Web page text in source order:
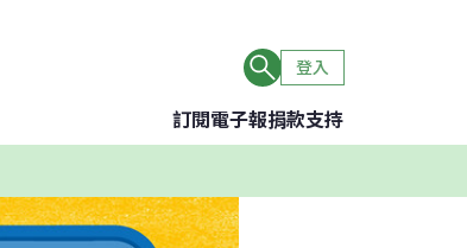
登入
訂閱電子報捐款支持